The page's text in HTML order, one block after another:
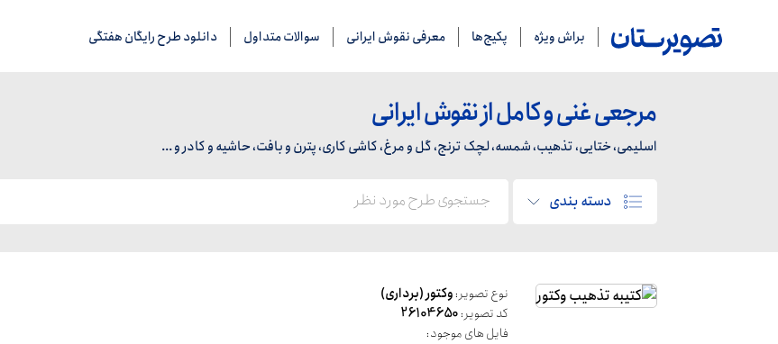
براش ویژه پکیج‌ها معرفی نقوش ایرانی سوالات متداول دانلود طرح رایگان هفتگی
مرجعی غنی و کامل از نقوش ایرانی
اسلیمی، ختایی، تذهیب، شمسه، لچک ترنج، گل و مرغ، کاشی کاری، پترن و بافت، حاشیه و کادر و ...
دسته بندی
نوع تصویر:وکتور (برداری)
کد تصویر:26104650
فایل های موجود: